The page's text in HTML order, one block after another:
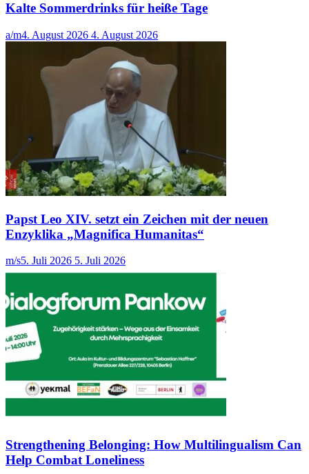
Kalte Sommerdrinks für heiße Tage
a/m4. August 2026 4. August 2026
Papst Leo XIV. setzt ein Zeichen mit der neuen
Enzyklika „Magnifica Humanitas“
m/s5. Juli 2026 5. Juli 2026
Strengthening Belonging: How Multilingualism Can
Help Combat Loneliness